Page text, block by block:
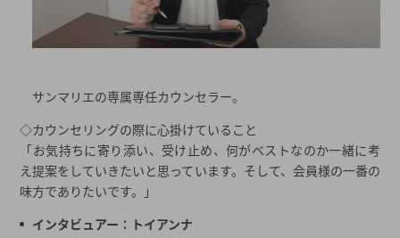
サンマリエの専属専任カウンセラー。
◇カウンセリングの際に心掛けていること
「お気持ちに寄り添い、受け止め、何がベストなのか一緒に考
え提案をしていきたいと思っています。そして、会員様の一番の
味方でありたいです。」
インタビュアー：トイアンナ